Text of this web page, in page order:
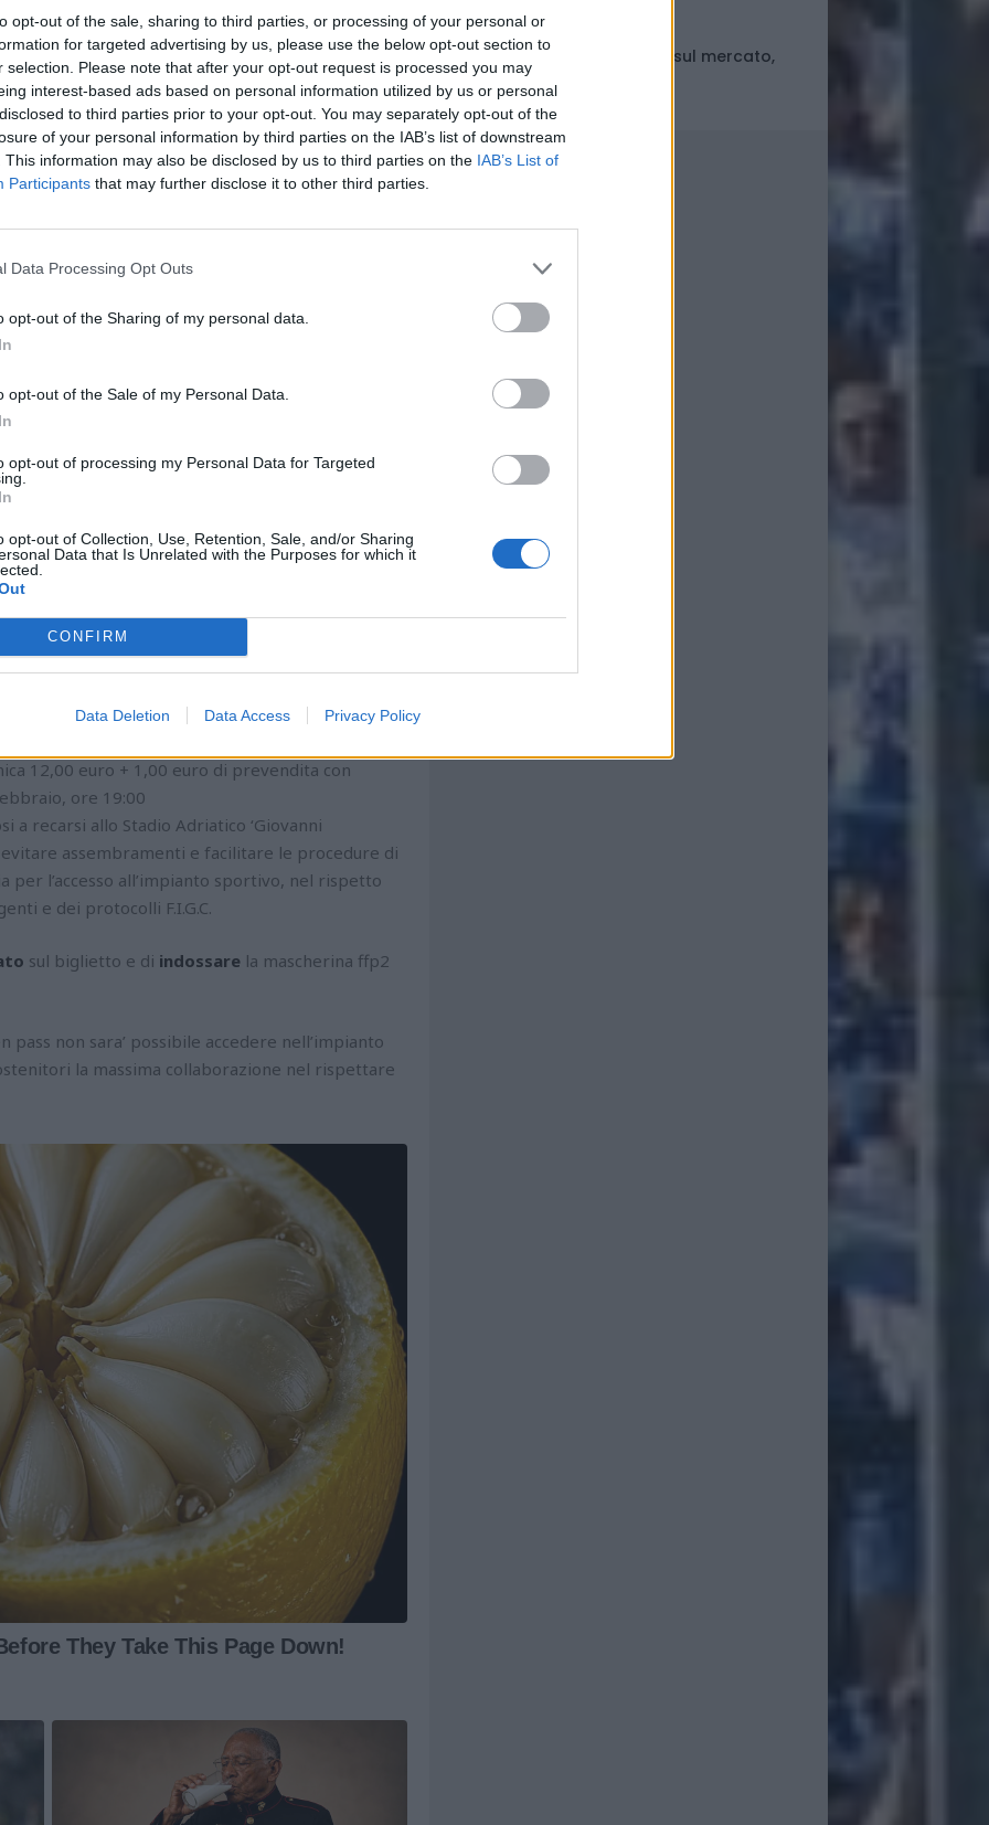
opt-out of the sale, sharing to third parties, or processing of your personal or
for targeted advertising by us, please use the below opt-out section to
selection. Please note that after your opt-out request is processed you may
interest-based ads based on personal information utilized by us or personal
to third parties prior to your opt-out. You may separately opt-out of the
of your personal information by third parties on the IAB’s list of downstream
This information may also be disclosed by us to third parties on the IAB’s List of
Participants that may further disclose it to other third parties.
Data Processing Opt Outs
opt-out of the Sharing of my personal data.
opt-out of the Sale of my Personal Data.
opt-out of processing my Personal Data for Targeted
opt-out of Collection, Use, Retention, Sale, and/or Sharing
Data that Is Unrelated with the Purposes for which it
CONFIRM
Data Deletion Data Access Privacy Policy
euro di prevendita.
euro – ridotto 10,50 euro + 1,00 euro di
euro – ridotto 10,50 euro + 1,00 euro di
: Tariffa unica 9,00 euro + 1,00 euro di
25,00 euro – ridotto 18,00 euro + 1,00 euro di
60,00 euro – ridotto 42,00 euro + 1,00 euro di
42,00 euro + 1,00 euro di prevendita.
Ab.)
12,00 euro + 1,00 euro di prevendita con
ore 19:00
a recarsi allo Stadio Adriatico ‘Giovanni
evitare assembramenti e facilitare le procedure di
per l’accesso all’impianto sportivo, nel rispetto
e dei protocolli F.I.G.C.
sul biglietto e di indossare la mascherina ffp2
pass non sara’ possibile accedere nell’impianto
la massima collaborazione nel rispettare
Fase di stallo sul mercato,